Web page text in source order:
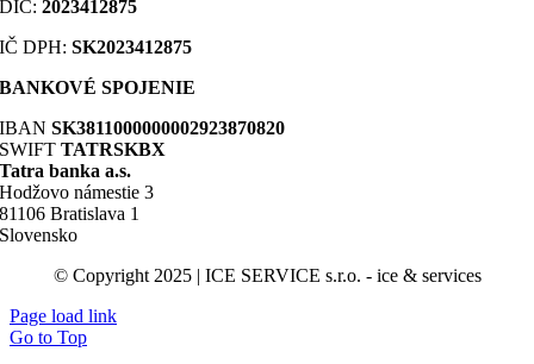
DIČ:2023412875
IČ DPH:SK2023412875
BANKOVÉ SPOJENIE
IBANSK3811000000002923870820
SWIFT TATRSKBX
Tatra banka a.s.
Hodžovo námestie 3
81106 Bratislava 1
Slovensko
© Copyright 2025 | ICE SERVICE s.r.o. - ice & services
Page load link
Go to Top